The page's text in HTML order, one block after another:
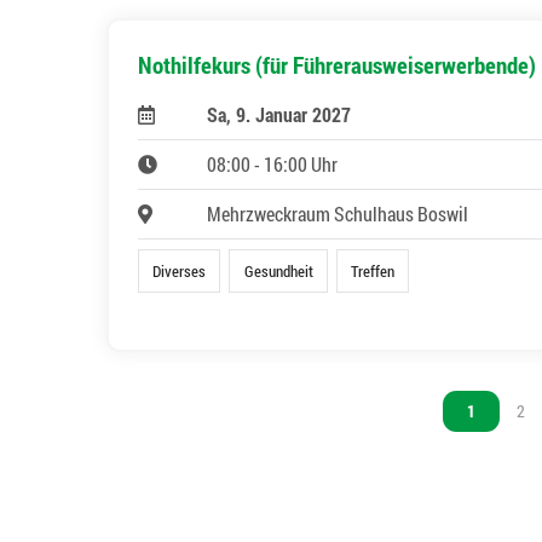
Nothilfekurs (für Führerausweiserwerbende)
Sa, 9. Januar 2027
08:00 - 16:00 Uhr
Mehrzweckraum Schulhaus Boswil
Diverses Gesundheit Treffen
Vous êtes
1 2